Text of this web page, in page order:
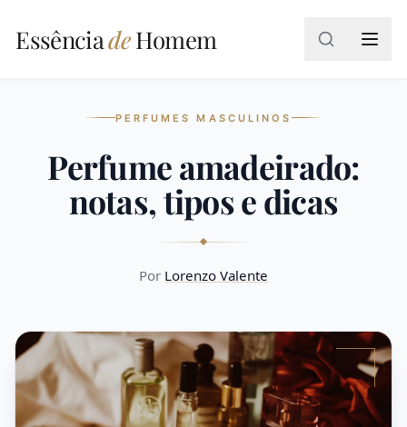
EssênciadeHomem
Essência
de
Buscar
artigos…
Sobre
Nós
Contato
PERFUMES MASCULINOS
Perfume amadeirado:
notas, tipos e dicas
Por Lorenzo Valente